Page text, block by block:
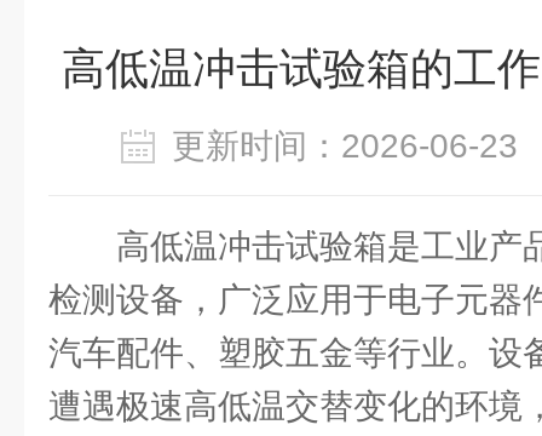
高低温冲击试验箱的工
更新时间：2026-06-
高低温冲击试验箱是工业产
检测设备，广泛应用于电子元器
汽车配件、塑胶五金等行业。设
遭遇极速高低温交替变化的环境